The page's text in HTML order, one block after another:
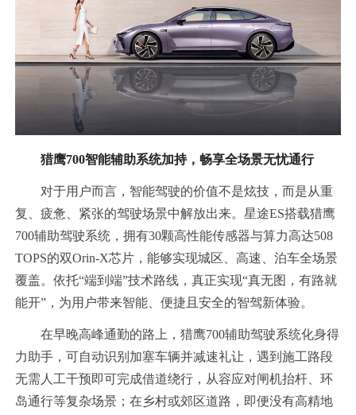
猎鹰700智能辅助系统加持，畅享全场景无忧通行
对于用户而言，智能驾驶的价值不是炫技，而是从重
复、疲惫、紧张的驾驶场景中解放出来。星途ES搭载猎鹰
700辅助驾驶系统，拥有30颗高性能传感器与算力高达508
TOPS的双Orin-X芯片，能够实现城区、高速、泊车全场景
覆盖。依托“端到端”技术路线，真正实现“真无图，有路就
能开”，为用户带来智能、便捷且安全的智驾新体验。
在早晚高峰通勤的路上，猎鹰700辅助驾驶系统化身得
力助手，可自动识别加塞车辆并减速礼让，遇到施工路段
无需人工干预即可完成借道绕行，从容应对闸机抬杆、环
岛通行等复杂场景；在乡村或郊区道路，即便没有高精地